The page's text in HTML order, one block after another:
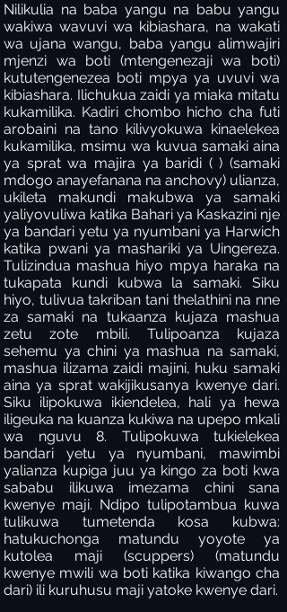
Nilikulia na baba yangu na babu yangu
wakiwa wavuvi wa kibiashara, na wakati
wa ujana wangu, baba yangu alimwajiri
mjenzi wa boti (mtengenezaji wa boti)
kututengenezea boti mpya ya uvuvi wa
kibiashara. Ilichukua zaidi ya miaka mitatu
kukamilika. Kadiri chombo hicho cha futi
arobaini na tano kilivyokuwa kinaelekea
kukamilika, msimu wa kuvua samaki aina
ya sprat wa majira ya baridi ( ) (samaki
mdogo anayefanana na anchovy) ulianza,
ukileta makundi makubwa ya samaki
yaliyovuliwa katika Bahari ya Kaskazini nje
ya bandari yetu ya nyumbani ya Harwich
katika pwani ya mashariki ya Uingereza.
Tulizindua mashua hiyo mpya haraka na
tukapata kundi kubwa la samaki. Siku
hiyo, tulivua takriban tani thelathini na nne
za samaki na tukaanza kujaza mashua
zetu zote mbili. Tulipoanza kujaza
sehemu ya chini ya mashua na samaki,
mashua ilizama zaidi majini, huku samaki
aina ya sprat wakijikusanya kwenye dari.
Siku ilipokuwa ikiendelea, hali ya hewa
iligeuka na kuanza kukiwa na upepo mkali
wa nguvu 8. Tulipokuwa tukielekea
bandari yetu ya nyumbani, mawimbi
yalianza kupiga juu ya kingo za boti kwa
sababu ilikuwa imezama chini sana
kwenye maji. Ndipo tulipotambua kuwa
tulikuwa tumetenda kosa kubwa:
hatukuchonga matundu yoyote ya
kutolea maji (scuppers) (matundu
kwenye mwili wa boti katika kiwango cha
dari) ili kuruhusu maji yatoke kwenye dari.